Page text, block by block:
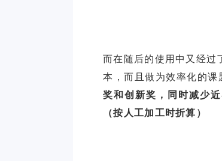
而在随后的使用中又经过
本，而且做为效率化的课
奖和创新奖，同时减少
（按人工加工时折算）